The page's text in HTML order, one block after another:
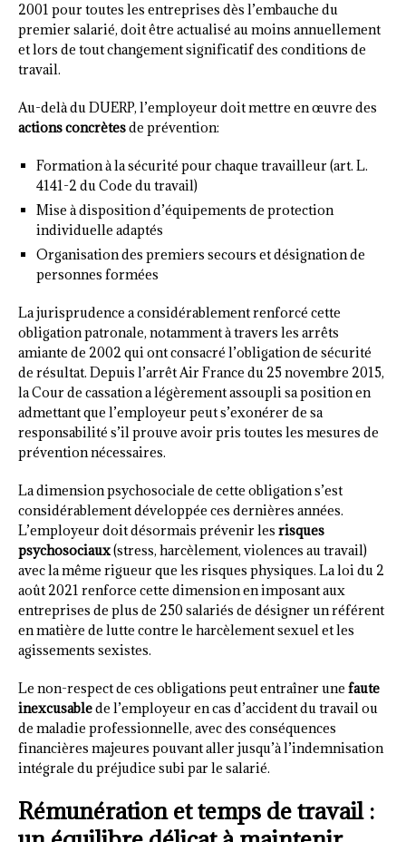
2001 pour toutes les entreprises dès l’embauche du
premier salarié, doit être actualisé au moins annuellement
et lors de tout changement significatif des conditions de
travail.
Au-delà du DUERP, l’employeur doit mettre en œuvre des
actions concrètesde prévention:
Formation à la sécurité pour chaque travailleur (art. L.
4141-2 du Code du travail)
Mise à disposition d’équipements de protection
individuelle adaptés
Organisation des premiers secours et désignation de
personnes formées
La jurisprudence a considérablement renforcé cette
obligation patronale, notamment à travers les arrêts
amiante de 2002 qui ont consacré l’obligation de sécurité
de résultat. Depuis l’arrêt Air France du 25 novembre 2015,
la Cour de cassation a légèrement assoupli sa position en
admettant que l’employeur peut s’exonérer de sa
responsabilité s’il prouve avoir pris toutes les mesures de
prévention nécessaires.
La dimension psychosociale de cette obligation s’est
considérablement développée ces dernières années.
L’employeur doit désormais prévenir les risques
psychosociaux(stress, harcèlement, violences au travail)
avec la même rigueur que les risques physiques. La loi du 2
août 2021 renforce cette dimension en imposant aux
entreprises de plus de 250 salariés de désigner un référent
en matière de lutte contre le harcèlement sexuel et les
agissements sexistes.
Le non-respect de ces obligations peut entraîner une faute
inexcusablede l’employeur en cas d’accident du travail ou
de maladie professionnelle, avec des conséquences
financières majeures pouvant aller jusqu’à l’indemnisation
intégrale du préjudice subi par le salarié.
Rémunération et temps de travail :